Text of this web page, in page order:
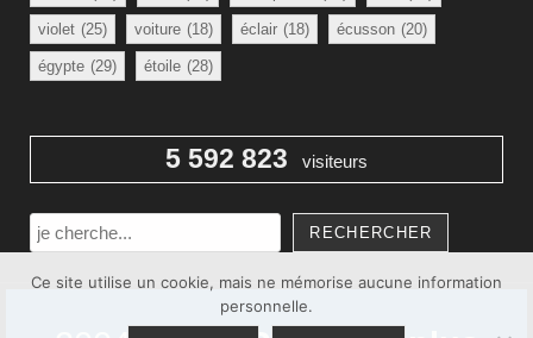
violet (25) voiture (18) éclair (18) écusson (20)
égypte (29) étoile (28)
5 592 823 visiteurs
Rechercher
RECHERCHER
Ce site utilise un cookie, mais ne mémorise aucune information
personnelle.